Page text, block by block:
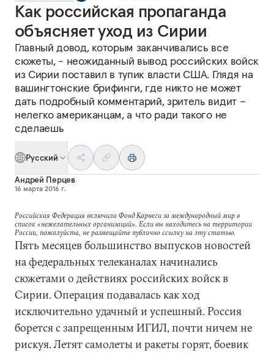
Как российская пропаганда
объясняет уход из Сирии
Главный довод, которым заканчивались все
сюжеты, - неожиданный вывод российских войск
из Сирии поставил в тупик власти США. Глядя на
вашингтонские брифинги, где никто не может
дать подробный комментарий, зритель видит –
нелегко американцам, а что ради такого не
сделаешь
Русский
Андрей Перцев
16 марта 2016 г.
Российская Федерация включила Фонд Карнеги за международный мир в
список «нежелательных организаций». Если вы находитесь на территории
России, пожалуйста, не размещайте публично ссылку на эту статью.
Пять месяцев большинство выпусков новостей
на федеральных телеканалах начинались
сюжетами о действиях российских войск в
Сирии. Операция подавалась как ход
исключительно удачный и успешный. Россия
борется с запрещенным ИГИЛ, почти ничем не
рискуя. Летят самолеты и ракеты горят, боевик